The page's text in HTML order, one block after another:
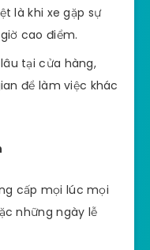
là khi xe gặp sự
cao điểm.
tại cửa hàng,
để làm việc khác
cấp mọi lúc mọi
những ngày lễ